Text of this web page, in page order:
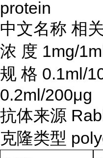
protein
中文名称 相
浓 度 1mg/
规 格 0.1ml/
0.2ml/200μg
抗体来源
克隆类型